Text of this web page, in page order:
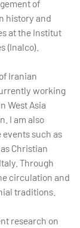
of
history and
at the Institut
(Inalco).
Iranian
working
West Asia
I am also
such as
Christian
Through
circulation and
traditions.
research on